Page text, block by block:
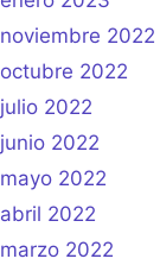
noviembre 2022
octubre 2022
julio 2022
junio 2022
mayo 2022
abril 2022
marzo 2022